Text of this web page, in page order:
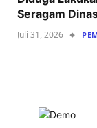
Seragam
Juli 31, 2026